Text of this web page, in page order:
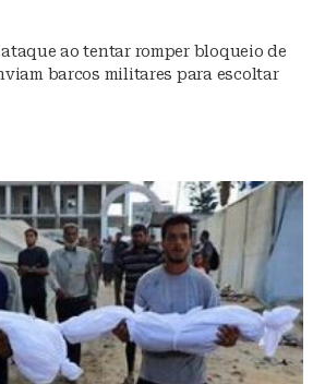
ao tentar romper bloqueio de
barcos militares para escoltar